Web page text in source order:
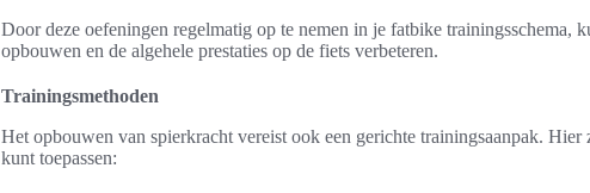
Door deze oefeningen regelmatig op te nemen in je fatbike trainingsschema,
opbouwen en de algehele prestaties op de fiets verbeteren.
Trainingsmethoden
Het opbouwen van spierkracht vereist ook een gerichte trainingsaanpak. Hier
kunt toepassen: